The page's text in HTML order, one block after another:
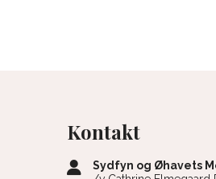
Kontakt
Sydfyn og Øhavets